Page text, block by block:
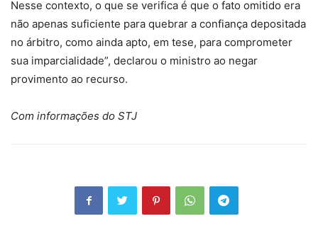
Nesse contexto, o que se verifica é que o fato omitido era
não apenas suficiente para quebrar a confiança depositada
no árbitro, como ainda apto, em tese, para comprometer
sua imparcialidade”, declarou o ministro ao negar
provimento ao recurso.
Com informações do STJ